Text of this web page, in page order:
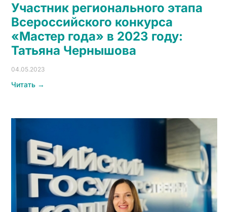
Участник регионального этапа
Всероссийского конкурса
«Мастер года» в 2023 году:
Татьяна Чернышова
04.05.2023
Читать →